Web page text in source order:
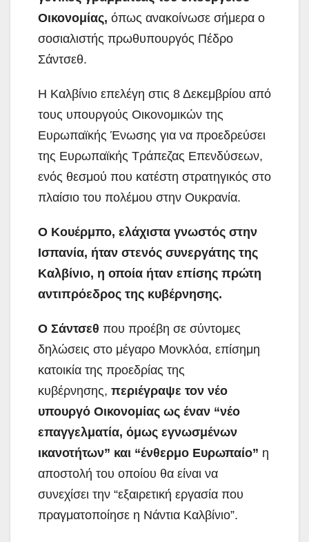
Οικονομίας, όπως ανακοίνωσε σήμερα ο
σοσιαλιστής πρωθυπουργός Πέδρο
Σάντσεθ.
Η Καλβίνιο επελέγη στις 8 Δεκεμβρίου από
τους υπουργούς Οικονομικών της
Ευρωπαϊκής Ένωσης για να προεδρεύσει
της Ευρωπαϊκής Τράπεζας Επενδύσεων,
ενός θεσμού που κατέστη στρατηγικός στο
πλαίσιο του πολέμου στην Ουκρανία.
Ο Κουέρμπο, ελάχιστα γνωστός στην
Ισπανία, ήταν στενός συνεργάτης της
Καλβίνιο, η οποία ήταν επίσης πρώτη
αντιπρόεδρος της κυβέρνησης.
Ο Σάντσεθ που προέβη σε σύντομες
δηλώσεις στο μέγαρο Μονκλόα, επίσημη
κατοικία της προεδρίας της
κυβέρνησης, περιέγραψε τον νέο
υπουργό Οικονομίας ως έναν “νέο
επαγγελματία, όμως εγνωσμένων
ικανοτήτων” και “ένθερμο Ευρωπαίο” η
αποστολή του οποίου θα είναι να
συνεχίσει την “εξαιρετική εργασία που
πραγματοποίησε η Νάντια Καλβίνιο”.